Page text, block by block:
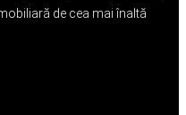
de cea mai înaltă